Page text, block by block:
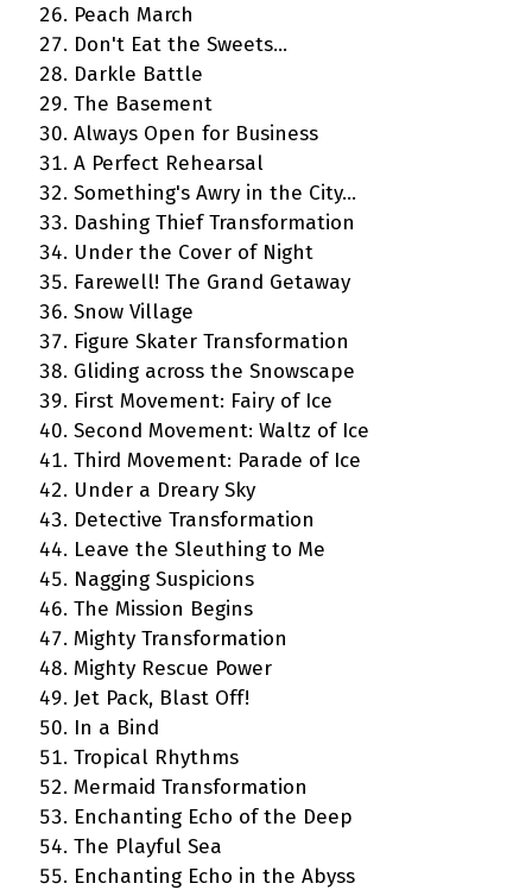
Peach March
Don't Eat the Sweets...
Darkle Battle
The Basement
Always Open for Business
A Perfect Rehearsal
Something's Awry in the City...
Dashing Thief Transformation
Under the Cover of Night
Farewell! The Grand Getaway
Snow Village
Figure Skater Transformation
Gliding across the Snowscape
First Movement: Fairy of Ice
Second Movement: Waltz of Ice
Third Movement: Parade of Ice
Under a Dreary Sky
Detective Transformation
Leave the Sleuthing to Me
Nagging Suspicions
The Mission Begins
Mighty Transformation
Mighty Rescue Power
Jet Pack, Blast Off!
In a Bind
Tropical Rhythms
Mermaid Transformation
Enchanting Echo of the Deep
The Playful Sea
Enchanting Echo in the Abyss